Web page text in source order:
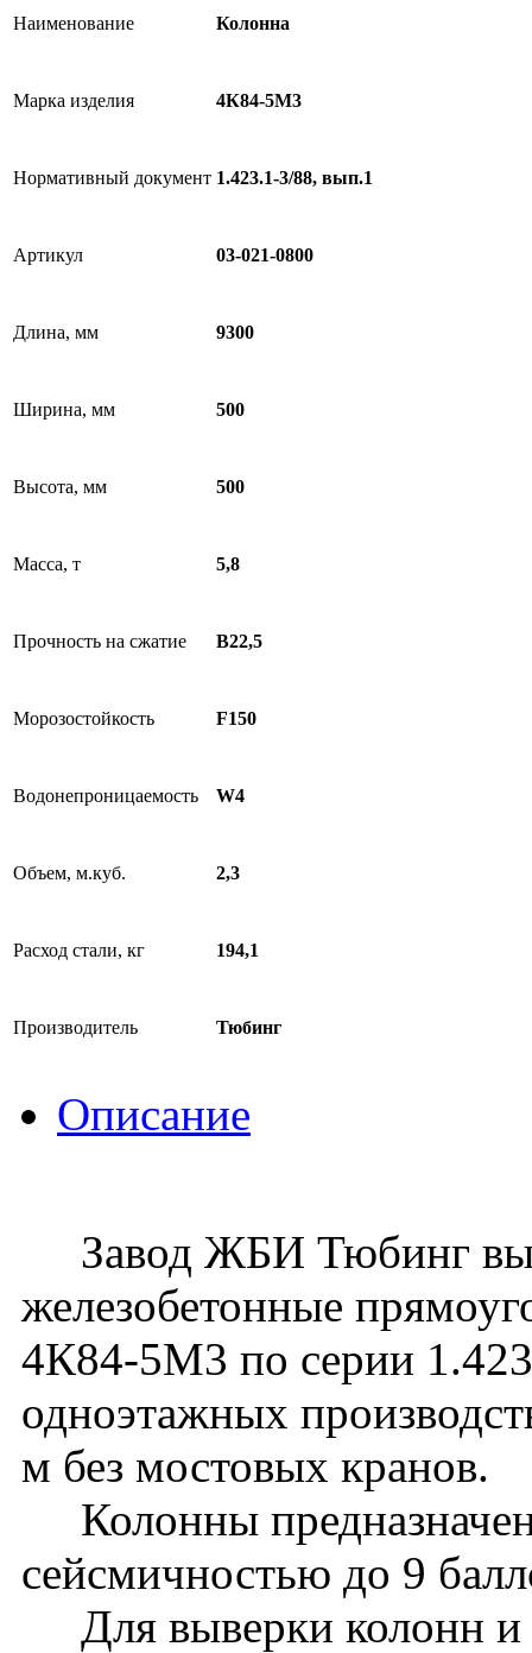
Наименование Колонна
Марка изделия 4К84-5М3
Нормативный документ 1.423.1-3/88, вып.1
Артикул 03-021-0800
Длина, мм 9300
Ширина, мм 500
Высота, мм 500
Масса, т 5,8
Прочность на сжатие В22,5
Морозостойкость F150
Водонепроницаемость W4
Объем, м.куб. 2,3
Расход стали, кг 194,1
Производитель Тюбинг
Описание
Завод ЖБИ Тюбинг
железобетонные
4К84-5М3 по серии
одноэтажных
м без мостовых кранов.
Колонны
сейсмичностью до 9
Для выверки колонн